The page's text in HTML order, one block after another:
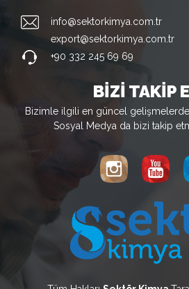
info@sektorkimya.com.tr
export@sektorkimya.com.tr
+90 332 245 69 69
BİZİ TAKİP
Bizimle ilgili en güncel
Sosyal Medya da bizi takip